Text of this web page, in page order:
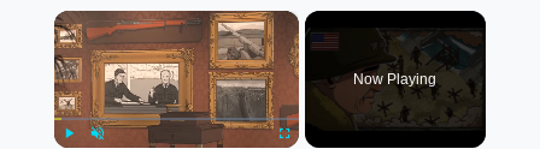
×
Now Playing